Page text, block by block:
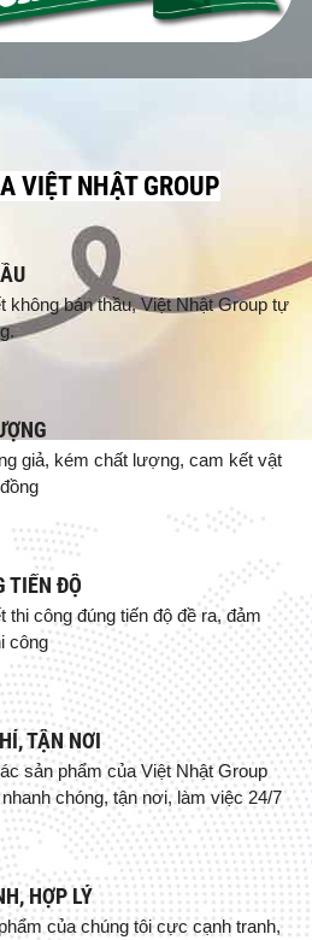
VIỆT NHẬT GROUP
không bán thầu, Việt Nhật Group tự
giả, kém chất lượng, cam kết vật
TIẾN ĐỘ
thi công đúng tiến độ đề ra, đảm
công
TẬN NƠI
sản phẩm của Việt Nhật Group
chóng, tận nơi, làm việc 24/7
HỢP LÝ
của chúng tôi cực cạnh tranh,